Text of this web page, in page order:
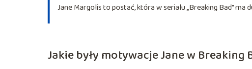
Jane Margolis to postać, która w serialu „Breaking Bad”
Jakie były motywacje Jane w Breaking